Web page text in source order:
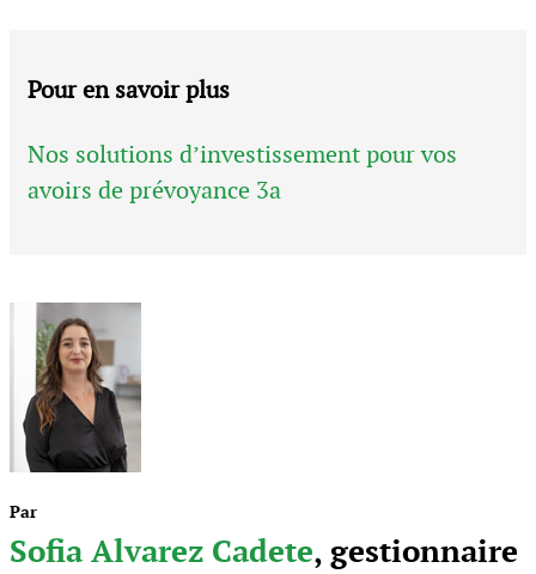
Pour en savoir plus
Nos solutions d’investissement pour vos
avoirs de prévoyance 3a
Par
Sofia Alvarez Cadete, gestionnaire